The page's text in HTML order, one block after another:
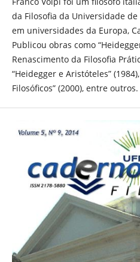
da Filosofia da Universidade
em universidades da Europa,
Publicou obras como
Renascimento da Filosofia
“Heidegger e Aristóteles”
Filosóficos” (2000), entre outros.